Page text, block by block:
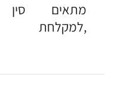
מתאים
למקלחת,
סין